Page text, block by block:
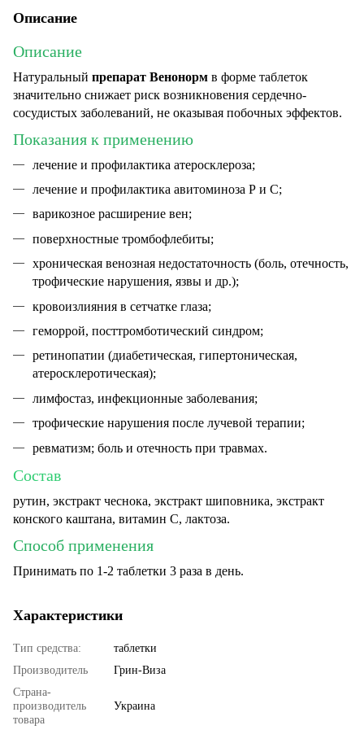
Описание
Описание
Натуральный препарат Венонорм в форме таблеток
значительно снижает риск возникновения сердечно-
сосудистых заболеваний, не оказывая побочных эффектов.
Показания к применению
лечение и профилактика атеросклероза;
лечение и профилактика авитоминоза Р и С;
варикозное расширение вен;
поверхностные тромбофлебиты;
хроническая венозная недостаточность (боль, отечность,
трофические нарушения, язвы и др.);
кровоизлияния в сетчатке глаза;
геморрой, посттромботический синдром;
ретинопатии (диабетическая, гипертоническая,
атеросклеротическая);
лимфостаз, инфекционные заболевания;
трофические нарушения после лучевой терапии;
ревматизм; боль и отечность при травмах.
Состав
рутин, экстракт чеснока, экстракт шиповника, экстракт
конского каштана, витамин С, лактоза.
Способ применения
Принимать по 1-2 таблетки 3 раза в день.
Характеристики
Тип средства:
таблетки
Производитель
Грин-Виза
Страна-
производитель
товара
Украина